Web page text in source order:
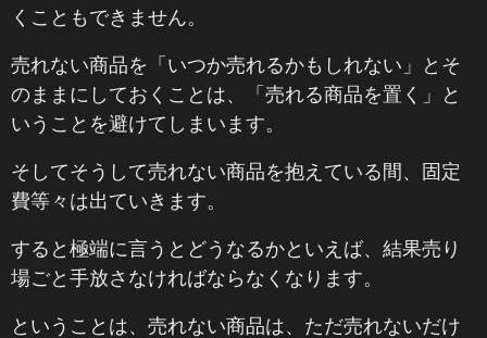
くこともできません。
売れない商品を「いつか売れるかもしれない」とそ
のままにしておくことは、「売れる商品を置く」と
いうことを避けてしまいます。
そしてそうして売れない商品を抱えている間、固定
費等々は出ていきます。
すると極端に言うとどうなるかといえば、結果売り
場ごと手放さなければならなくなります。
ということは、売れない商品は、ただ売れないだけ